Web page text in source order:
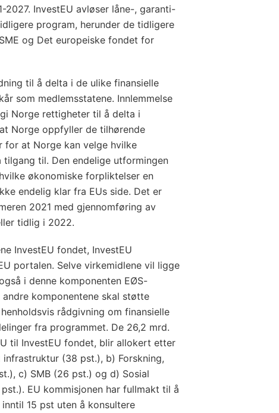
InvestEU avløser låne-, garanti-
program, herunder de tidligere
og Det europeiske fondet for
til å delta i de ulike finansielle
som medlemsstatene. Innlemmelse
Norge rettigheter til å delta i
Norge oppfyller de tilhørende
for at Norge kan velge hvilke
til. Den endelige utformingen
økonomiske forpliktelser en
endelig klar fra EUs side. Det er
2021 med gjennomføring av
tidlig i 2022.
InvestEU fondet, InvestEU
portalen. Selve virkemidlene vil ligge
i denne komponenten EØS-
komponentene skal støtte
rådgivning om finansielle
fra programmet. De 26,2 mrd.
til InvestEU fondet, blir allokert etter
(38 pst.), b) Forskning,
c) SMB (26 pst.) og d) Sosial
EU kommisjonen har fullmakt til å
15 pst uten å konsultere